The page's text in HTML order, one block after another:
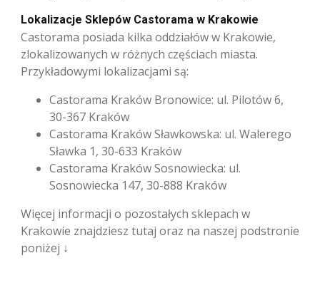
Lokalizacje Sklepów Castorama w Krakowie
Castorama posiada kilka oddziałów w Krakowie,
zlokalizowanych w różnych częściach miasta.
Przykładowymi lokalizacjami są:
Castorama Kraków Bronowice: ul. Pilotów 6,
30-367 Kraków
Castorama Kraków Sławkowska: ul. Walerego
Sławka 1, 30-633 Kraków
Castorama Kraków Sosnowiecka: ul.
Sosnowiecka 147, 30-888 Kraków
Więcej informacji o pozostałych sklepach w
Krakowie znajdziesz tutaj oraz na naszej podstronie
poniżej ↓